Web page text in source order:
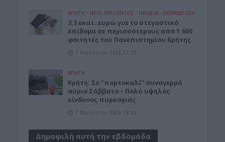
ΚΡΗΤΗ • ΝΕΟΙ ΟΡΙΖΟΝΤΕΣ • ΠΑΙΔΕΙΑ - ΕΚΠΑΙΔΕΥΣΗ
3,3 εκατ. ευρώ για το στεγαστικό
επίδομα σε περισσότερους από 1.600
φοιτητές του Πανεπιστημίου Κρήτης
7 Αυγούστου 2026 21:03
ΚΡΗΤΗ
Κρήτη: Σε “πορτοκαλί” συναγερμό
αύριο Σάββατο – Πολύ υψηλός
κίνδυνος πυρκαγιάς
7 Αυγούστου 2026 18:05
Δημοφιλή αυτή την εβδομάδα